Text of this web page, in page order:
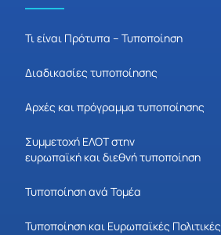
Τι είναι Πρότυπα – Τυποποίηση
Διαδικασίες τυποποίησης
Αρχές και πρόγραμμα τυποποίησης
Συμμετοχή ΕΛΟΤ στην
ευρωπαϊκή και διεθνή τυποποίηση
Τυποποίηση ανά Τομέα
Τυποποίηση και Ευρωπαϊκές Πολιτικές